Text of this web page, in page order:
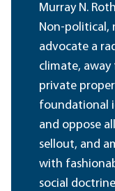
Murray N.
Non-political,
advocate a
climate,
private
foundational
and oppose
sellout, and
with
social